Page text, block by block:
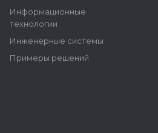
Информационные
технологии
Инженерные системы
Примеры решений